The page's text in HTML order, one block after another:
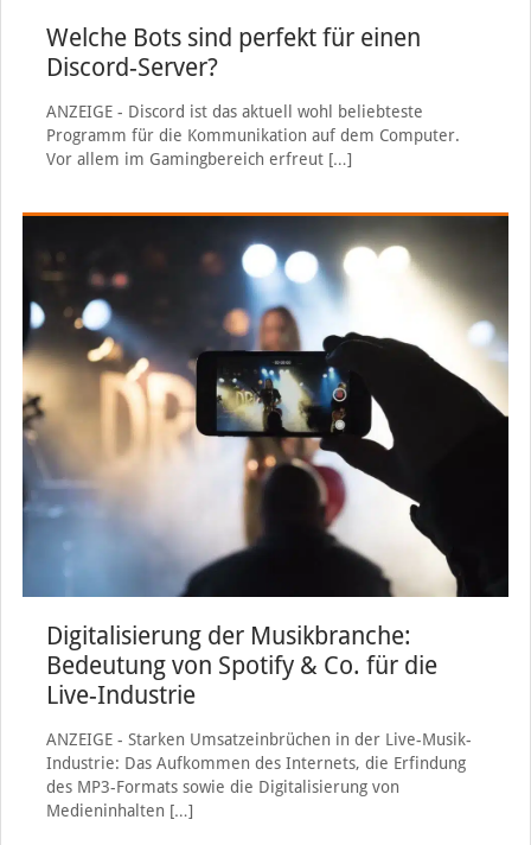
Welche Bots sind perfekt für einen
Discord-Server?
ANZEIGE - Discord ist das aktuell wohl beliebteste
Programm für die Kommunikation auf dem Computer.
Vor allem im Gamingbereich erfreut[…]
Digitalisierung der Musikbranche:
Bedeutung von Spotify & Co. für die
Live-Industrie
ANZEIGE - Starken Umsatzeinbrüchen in der Live-Musik-
Industrie: Das Aufkommen des Internets, die Erfindung
des MP3-Formats sowie die Digitalisierung von
Medieninhalten […]